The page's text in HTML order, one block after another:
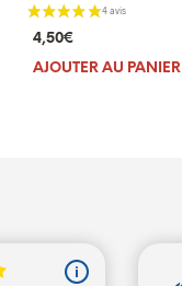
4,50€
AJOUTER AU PANIER